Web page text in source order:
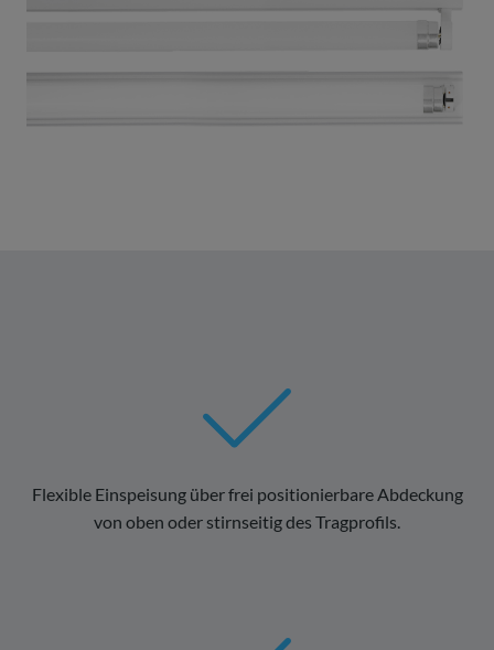
Flexible Einspeisung über frei positionierbare Abdeckung
von oben oder stirnseitig des Tragprofils.